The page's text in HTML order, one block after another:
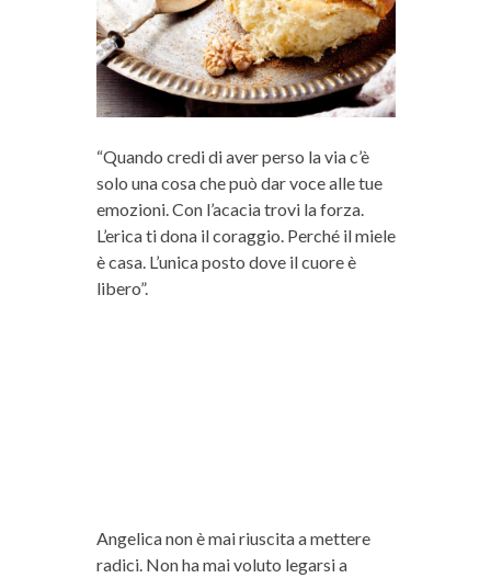
“Quando credi di aver perso la via c’è
solo una cosa che può dar voce alle tue
emozioni. Con l’acacia trovi la forza.
L’erica ti dona il coraggio. Perché il miele
è casa. L’unica posto dove il cuore è
libero”.
Angelica non è mai riuscita a mettere
radici. Non ha mai voluto legarsi a